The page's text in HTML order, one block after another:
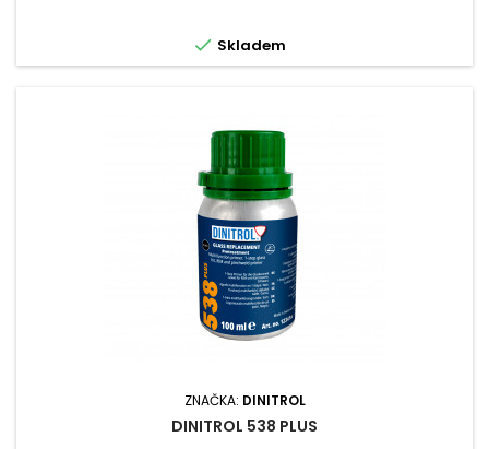
 Skladem
ZNAČKA: DINITROL
DINITROL 538 PLUS